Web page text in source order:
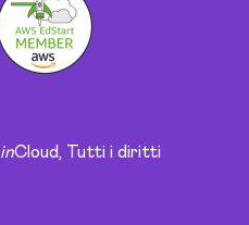
inCloud, Tutti i diritti